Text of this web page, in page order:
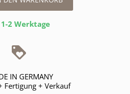
1-2 Werktage
IN GERMANY
Fertigung + Verkauf